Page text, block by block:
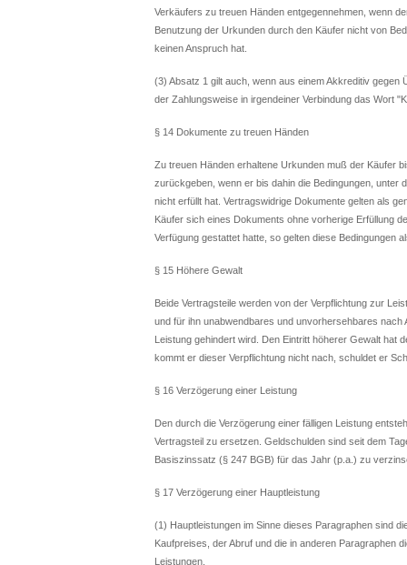
Verkäufers zu treuen Händen entgegennehmen, wenn
Benutzung der Urkunden durch den Käufer nicht von
keinen Anspruch hat.
(3) Absatz 1 gilt auch, wenn aus einem Akkreditiv
der Zahlungsweise in irgendeiner Verbindung das Wort
§ 14 Dokumente zu treuen Händen
Zu treuen Händen erhaltene Urkunden muß der Käufer
zurückgeben, wenn er bis dahin die Bedingungen, unter
nicht erfüllt hat. Vertragswidrige Dokumente gelten als
Käufer sich eines Dokuments ohne vorherige Erfüllung
Verfügung gestattet hatte, so gelten diese Bedingungen
§ 15 Höhere Gewalt
Beide Vertragsteile werden von der Verpflichtung zur
und für ihn unabwendbares und unvorhersehbares
Leistung gehindert wird. Den Eintritt höherer Gewalt hat
kommt er dieser Verpflichtung nicht nach, schuldet er
§ 16 Verzögerung einer Leistung
Den durch die Verzögerung einer fälligen Leistung
Vertragsteil zu ersetzen. Geldschulden sind seit dem
Basiszinssatz (§ 247 BGB) für das Jahr (p.a.) zu
§ 17 Verzögerung einer Hauptleistung
(1) Hauptleistungen im Sinne dieses Paragraphen sind
Kaufpreises, der Abruf und die in anderen Paragraphen
Leistungen.